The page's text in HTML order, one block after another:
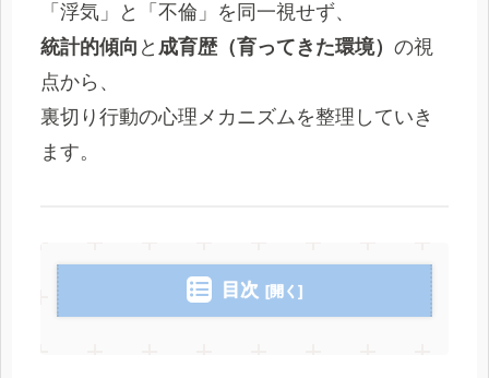
「浮気」と「不倫」を同一視せず、
統計的傾向 と 成育歴（育ってきた環境） の視
点から、
裏切り行動の心理メカニズムを整理していき
ます。
目次